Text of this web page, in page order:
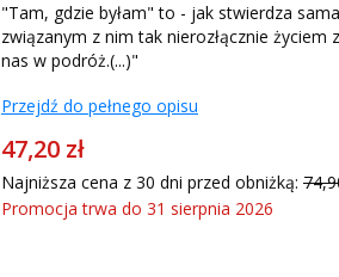
"Tam, gdzie byłam" to - jak stwierdza
związanym z nim tak nierozłącznie
nas w podróż.(...)"
Przejdź do pełnego opisu
47,20 zł
Najniższa cena z 30 dni przed obniżką:
Promocja trwa do 31 sierpnia 2026